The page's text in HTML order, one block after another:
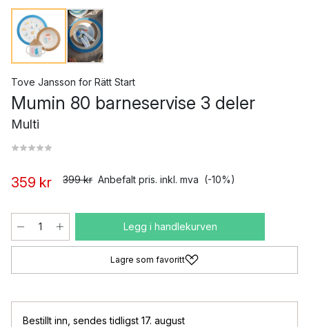
Tove Jansson for Rätt Start
Mumin 80 barneservise 3 deler
Multi
359 kr 399 kr Anbefalt pris. inkl. mva (-10%)
Legg i handlekurven
Lagre som favoritt
Bestillt inn sendes tidligst 17. august